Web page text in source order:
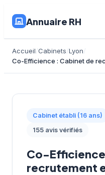
Annuaire RH
Accueil Cabinets Lyon
Co-Efficience : Cabinet de
Cabinet établi (16 ans)
155 avis vérifiés
Co-
recrutement